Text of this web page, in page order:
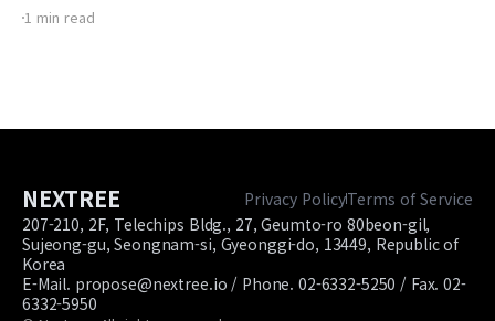
Enhancement Proposal) 기능들을 살펴봅니다. 📌 주요 학
1 min read
NEXTREE Privacy PolicyTerms of Service
207-210, 2F, Telechips Bldg., 27, Geumto-ro 80beon-gil,
Sujeong-gu, Seongnam-si, Gyeonggi-do, 13449, Republic of
Korea
E-Mail. propose@nextree.io / Phone. 02-6332-5250 / Fax. 02-
6332-5950